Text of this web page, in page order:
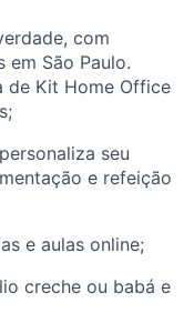
com
em São Paulo.
de Kit Home Office
seu
e refeição
e aulas online;
creche ou babá e